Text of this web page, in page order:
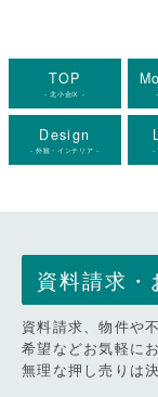
TOP
- 北小金Ⅸ -
Design
- 外観・インテリア - -
資料請求・
資料請求、物件や
希望などお気軽に
無理な押し売りは